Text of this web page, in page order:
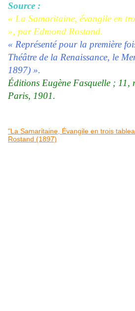
Source :
« La Samaritaine, évangile en
», par Edmond Rostand.
« Représenté pour la première
Théâtre de la Renaissance, le
1897) ».
Éditions Eugène Fasquelle ; 11,
Paris, 1901.
"La Samaritaine, Évangile en trois
Rostand (1897)